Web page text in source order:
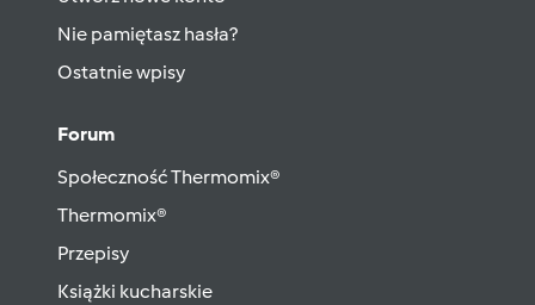
Nie pamiętasz hasła?
Ostatnie wpisy
Forum
Społeczność Thermomix®
Thermomix®
Przepisy
Książki kucharskie